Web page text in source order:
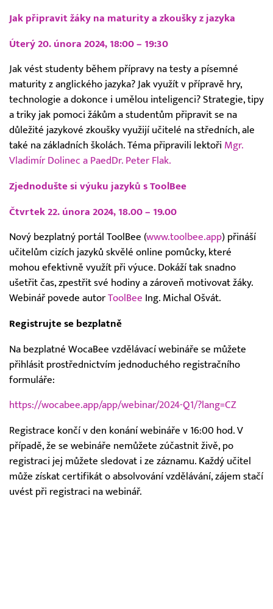
Jak připravit žáky na maturity a zkoušky z jazyka
Úterý 20. února 2024, 18:00 – 19:30
Jak vést studenty během přípravy na testy a písemné
maturity z anglického jazyka? Jak využít v přípravě hry,
technologie a dokonce i umělou inteligenci? Strategie, tipy
a triky jak pomoci žákům a studentům připravit se na
důležité jazykové zkoušky využijí učitelé na středních, ale
také na základních školách. Téma připravili lektoři Mgr.
Vladimír Dolinec a PaedDr. Peter Flak.
Zjednodušte si výuku jazyků s ToolBee
Čtvrtek 22. února 2024, 18.00 – 19.00
Nový bezplatný portál ToolBee (www.toolbee.app) přináší
učitelům cizích jazyků skvělé online pomůcky, které
mohou efektivně využít při výuce. Dokáží tak snadno
ušetřit čas, zpestřit své hodiny a zároveň motivovat žáky.
Webinář povede autorToolBee Ing. Michal Ošvát.
Registrujte se bezplatně
Na bezplatné WocaBee vzdělávací webináře se můžete
přihlásit prostřednictvím jednoduchého registračního
formuláře:
https://wocabee.app/app/webinar/2024-Q1/?lang=CZ
Registrace končí v den konání webináře v 16:00 hod. V
případě, že se webináře nemůžete zúčastnit živě, po
registraci jej můžete sledovat i ze záznamu. Každý učitel
může získat certifikát o absolvování vzdělávání, zájem stačí
uvést při registraci na webinář.